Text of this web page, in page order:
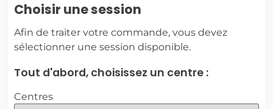
Choisir une session
Afin de traiter votre commande, vous devez
sélectionner une session disponible.
Tout d'abord, choisissez un centre :
Centres